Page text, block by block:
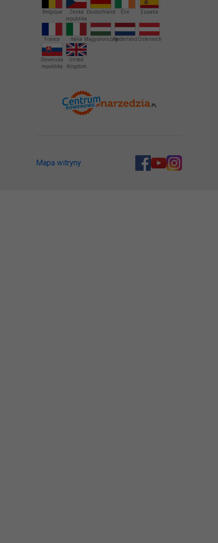
Belgique
Česká
republika
Deutschland Éire España
France Italia MagyarországNederland Österreich
Slovenská
republika
United
Kingdom
Mapa witryny